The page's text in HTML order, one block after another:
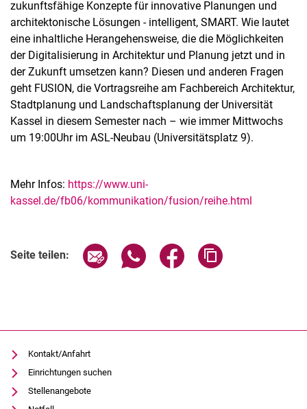
zukunftsfähige Konzepte für innovative Planungen und
architektonische Lösungen - intelligent, SMART. Wie lautet
eine inhaltliche Herangehensweise, die die Möglichkeiten
der Digitalisierung in Architektur und Planung jetzt und in
der Zukunft umsetzen kann? Diesen und anderen Fragen
geht FUSION, die Vortragsreihe am Fachbereich Architektur,
Stadtplanung und Landschaftsplanung der Universität
Kassel in diesem Semester nach – wie immer Mittwochs
um 19:00Uhr im ASL-Neubau (Universitätsplatz 9).
Mehr Infos: https://www.uni-
kassel.de/fb06/kommunikation/fusion/reihe.html
Seite teilen: Seite über E-Mail teilen
Seite über WhatsApp teilen
Seite über Facebook
Kontakt/Anfahrt
Einrichtungen suchen
Stellenangebote